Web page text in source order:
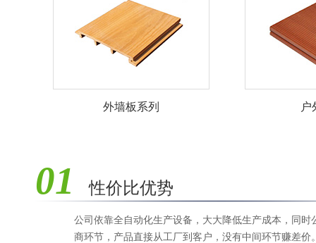
外墙板系列 户
01 性价比优势
公司依靠全自动化生产设备，大大降低生产成本，同时
商环节，产品直接从工厂到客户，没有中间环节赚差价